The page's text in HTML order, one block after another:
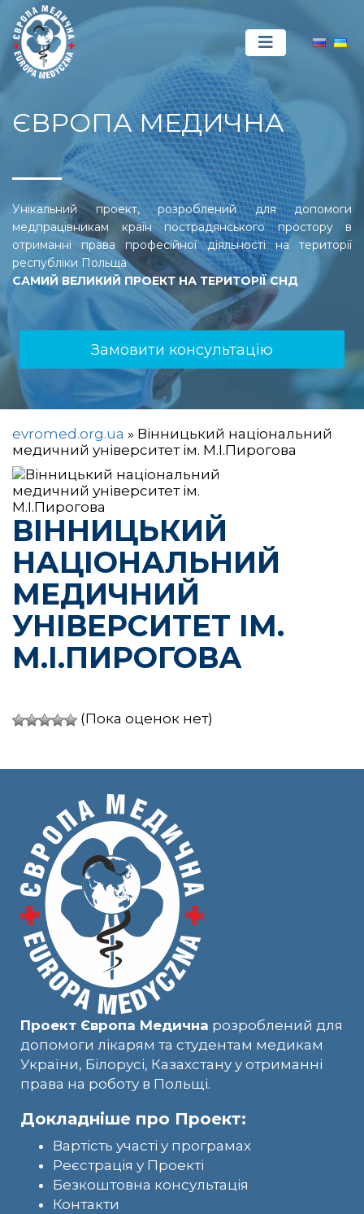
ЄВРОПА МЕДИЧНА
Унікальний проект, розроблений для допомоги
медпрацівникам країн пострадянського простору в
отриманні права професійної діяльності на території
республіки Польща
САМИЙ ВЕЛИКИЙ ПРОЕКТ НА ТЕРИТОРІЇ СНД
Замовити консультацію
evromed.org.ua » Вінницький національний
медичний університет ім. М.І.Пирогова
ВІННИЦЬКИЙ
НАЦІОНАЛЬНИЙ
МЕДИЧНИЙ
УНІВЕРСИТЕТ ІМ.
М.І.ПИРОГОВА
(Пока оценок нет)
Проект Європа Медична розроблений для
допомоги лікарям та студентам медикам
України, Білорусі, Казахстану у отриманні
права на роботу в Польщі.
Докладніше про Проект:
Вартість участі у програмах
Реєстрація у Проекті
Безкоштовна консультація
Контакти